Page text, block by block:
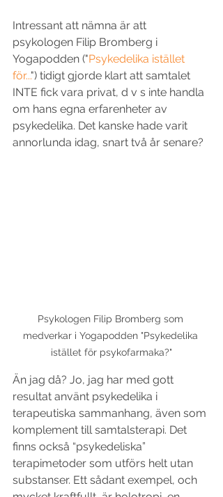
Intressant att nämna är att
psykologen Filip Bromberg i
Yogapodden ("Psykedelika istället
för...") tidigt gjorde klart att samtalet
INTE fick vara privat, d v s inte handla
om hans egna erfarenheter av
psykedelika. Det kanske hade varit
annorlunda idag, snart två år senare?
Psykologen Filip Bromberg som
medverkar i Yogapodden "Psykedelika
istället för psykofarmaka?"
Än jag då? Jo, jag har med gott
resultat använt psykedelika i
terapeutiska sammanhang, även som
komplement till samtalsterapi. Det
finns också “psykedeliska”
terapimetoder som utförs helt utan
substanser. Ett sådant exempel, och